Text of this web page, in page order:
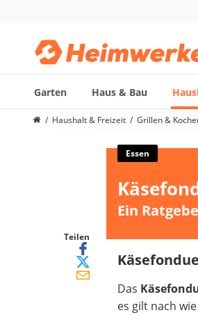
Garten Haus & Bau
Die beliebtesten Vergleiche
Induktionskochfeld
Tischgeschirrspüler
Elektronische Dartscheibe
Haushalt & Freizeit Grillen &
Teilen
Essen
Ein
Das
es gilt nach